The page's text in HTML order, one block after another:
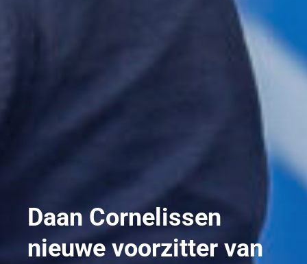
Daan Cornelissen
nieuwe voorzitter van